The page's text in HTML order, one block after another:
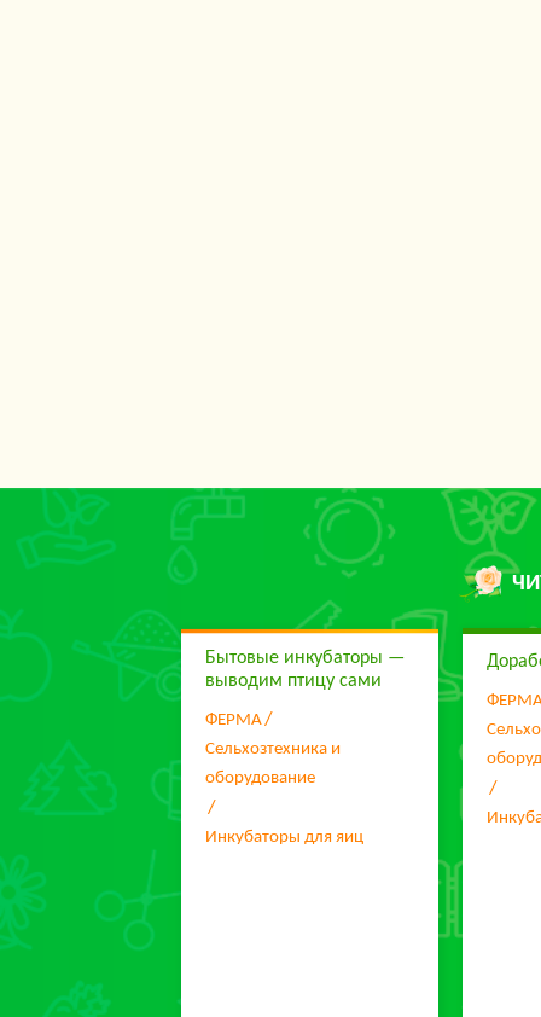
Бытовые инкубаторы —
выводим птицу сами
ФЕРМА
Сельхозтехника и
оборудование
Инкубаторы для яиц